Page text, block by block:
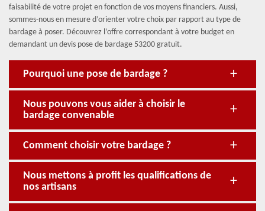
faisabilité de votre projet en fonction de vos moyens financiers. Aussi,
sommes-nous en mesure d’orienter votre choix par rapport au type de
bardage à poser. Découvrez l’offre correspondant à votre budget en
demandant un devis pose de bardage 53200 gratuit.
Pourquoi une pose de bardage ?
Nous pouvons vous aider à choisir le
bardage convenable
Comment choisir votre bardage ?
Nous mettons à profit les qualifications de
nos artisans